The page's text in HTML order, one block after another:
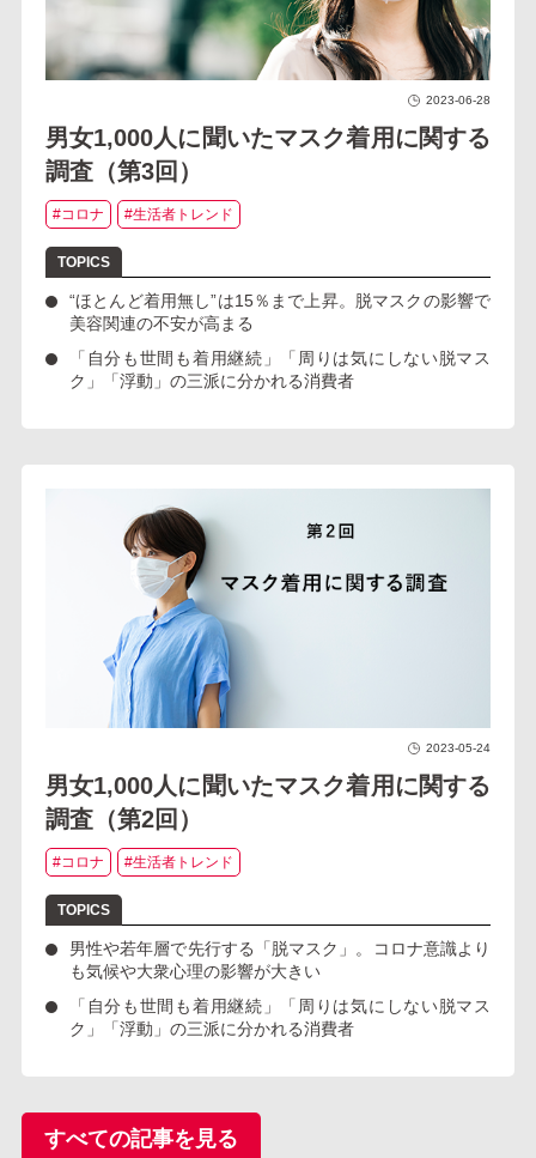
2023-06-28
男女1,000人に聞いたマスク着用に関する
調査（第3回）
#コロナ #生活者トレンド
“ほとんど着用無し”は15％まで上昇。脱マスクの影響で
美容関連の不安が高まる
「自分も世間も着用継続」「周りは気にしない脱マス
ク」「浮動」の三派に分かれる消費者
2023-05-24
男女1,000人に聞いたマスク着用に関する
調査（第2回）
#コロナ #生活者トレンド
男性や若年層で先行する「脱マスク」。コロナ意識より
も気候や大衆心理の影響が大きい
「自分も世間も着用継続」「周りは気にしない脱マス
ク」「浮動」の三派に分かれる消費者
すべての記事を見る